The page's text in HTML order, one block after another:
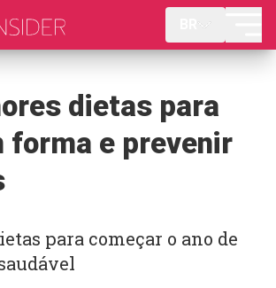
dietas para
forma e prevenir
para começar o ano de